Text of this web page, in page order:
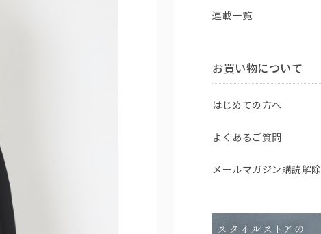
連載一覧
お買い物について
はじめての方へ
よくあるご質問
メールマガジン購読解除